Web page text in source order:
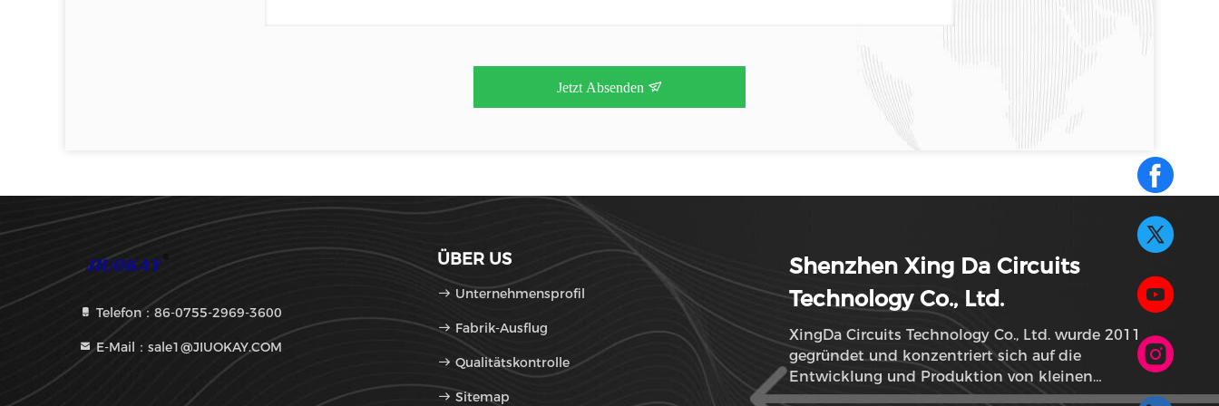
Jetzt Absenden
Telefon：86-0755-2969-3600
E-Mail：sale1@JIUOKAY.COM
ÜBER US
Unternehmensprofil
Fabrik-Ausflug
Qualitätskontrolle
Sitemap
Shenzhen Xing Da Circuits
Technology Co., Ltd.
XingDa Circuits Technology Co., Ltd. wurde 2011
gegründet und konzentriert sich auf die
Entwicklung und Produktion von kleinen
Haushaltsgeräten.